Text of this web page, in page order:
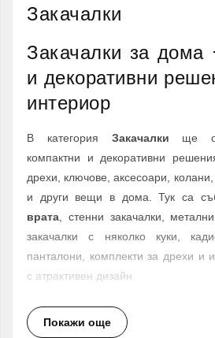
Закачалки
Закачалки за дома
и декоративни
интериор
В категория Закачалки ще
компактни и декоративни
дрехи, ключове, аксесоари,
и други вещи в дома. Тук са
врата , стенни закачалки,
закачалки с няколко куки,
панталони, комплекти за дрехи и
с атрактивен дизайн.
Добре подбраната
поддържате пространството по-
Покажи още